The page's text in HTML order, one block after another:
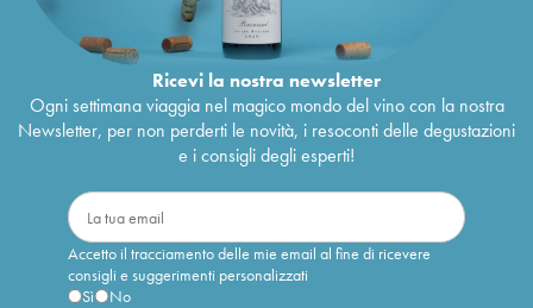
Ricevi la nostra newsletter
Ogni settimana viaggia nel magico mondo del vino con la nostra
Newsletter, per non perderti le novità, i resoconti delle degustazioni
e i consigli degli esperti!
Accetto il tracciamento delle mie email al fine di ricevere
consigli e suggerimenti personalizzati
Sì
No